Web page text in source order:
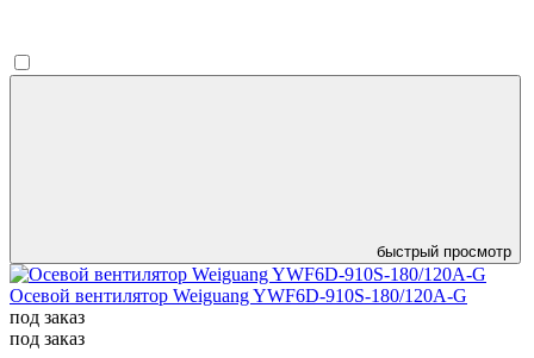
быстрый просмотр
Осевой вентилятор Weiguang YWF6D-910S-180/120A-G
под заказ
под заказ